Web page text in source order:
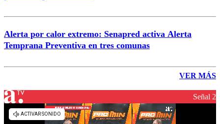
Alerta por calor extremo: Senapred activa Alerta
Temprana Preventiva en tres comunas
VER MÁS
Señal 2